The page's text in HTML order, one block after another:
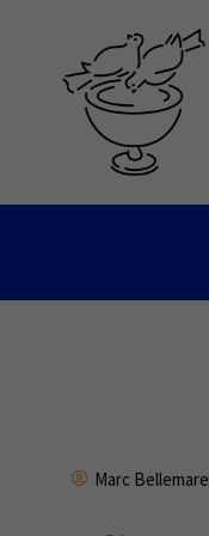
contenu
Marc Bellemare